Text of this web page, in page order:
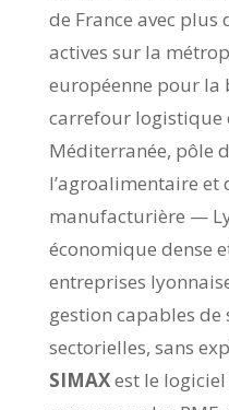
de France avec plus
actives sur la
européenne pour la
carrefour logistique
Méditerranée, pôle
l’agroalimentaire et
manufacturière —
économique dense
entreprises
gestion capables de
sectorielles, sans
SIMAXest le logiciel